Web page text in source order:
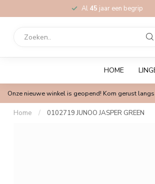
Al 45 jaar een begrip
HOME
Onze nieuwe winkel is geopend! Kom gerust
Home / 0102719 JUNOO JASPER GREEN